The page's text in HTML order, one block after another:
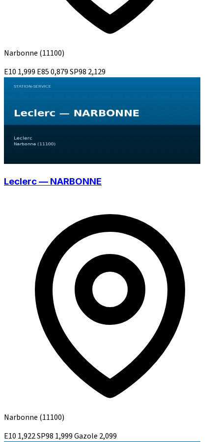
Narbonne (11100)
E10 1,999 E850,879SP98 2,129
Leclerc — NARBONNE
Narbonne (11100)
E10 1,922SP98 1,999Gazole 2,099